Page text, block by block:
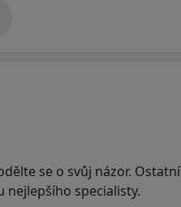
se o svůj názor. Ostatní
nejlepšího specialisty.